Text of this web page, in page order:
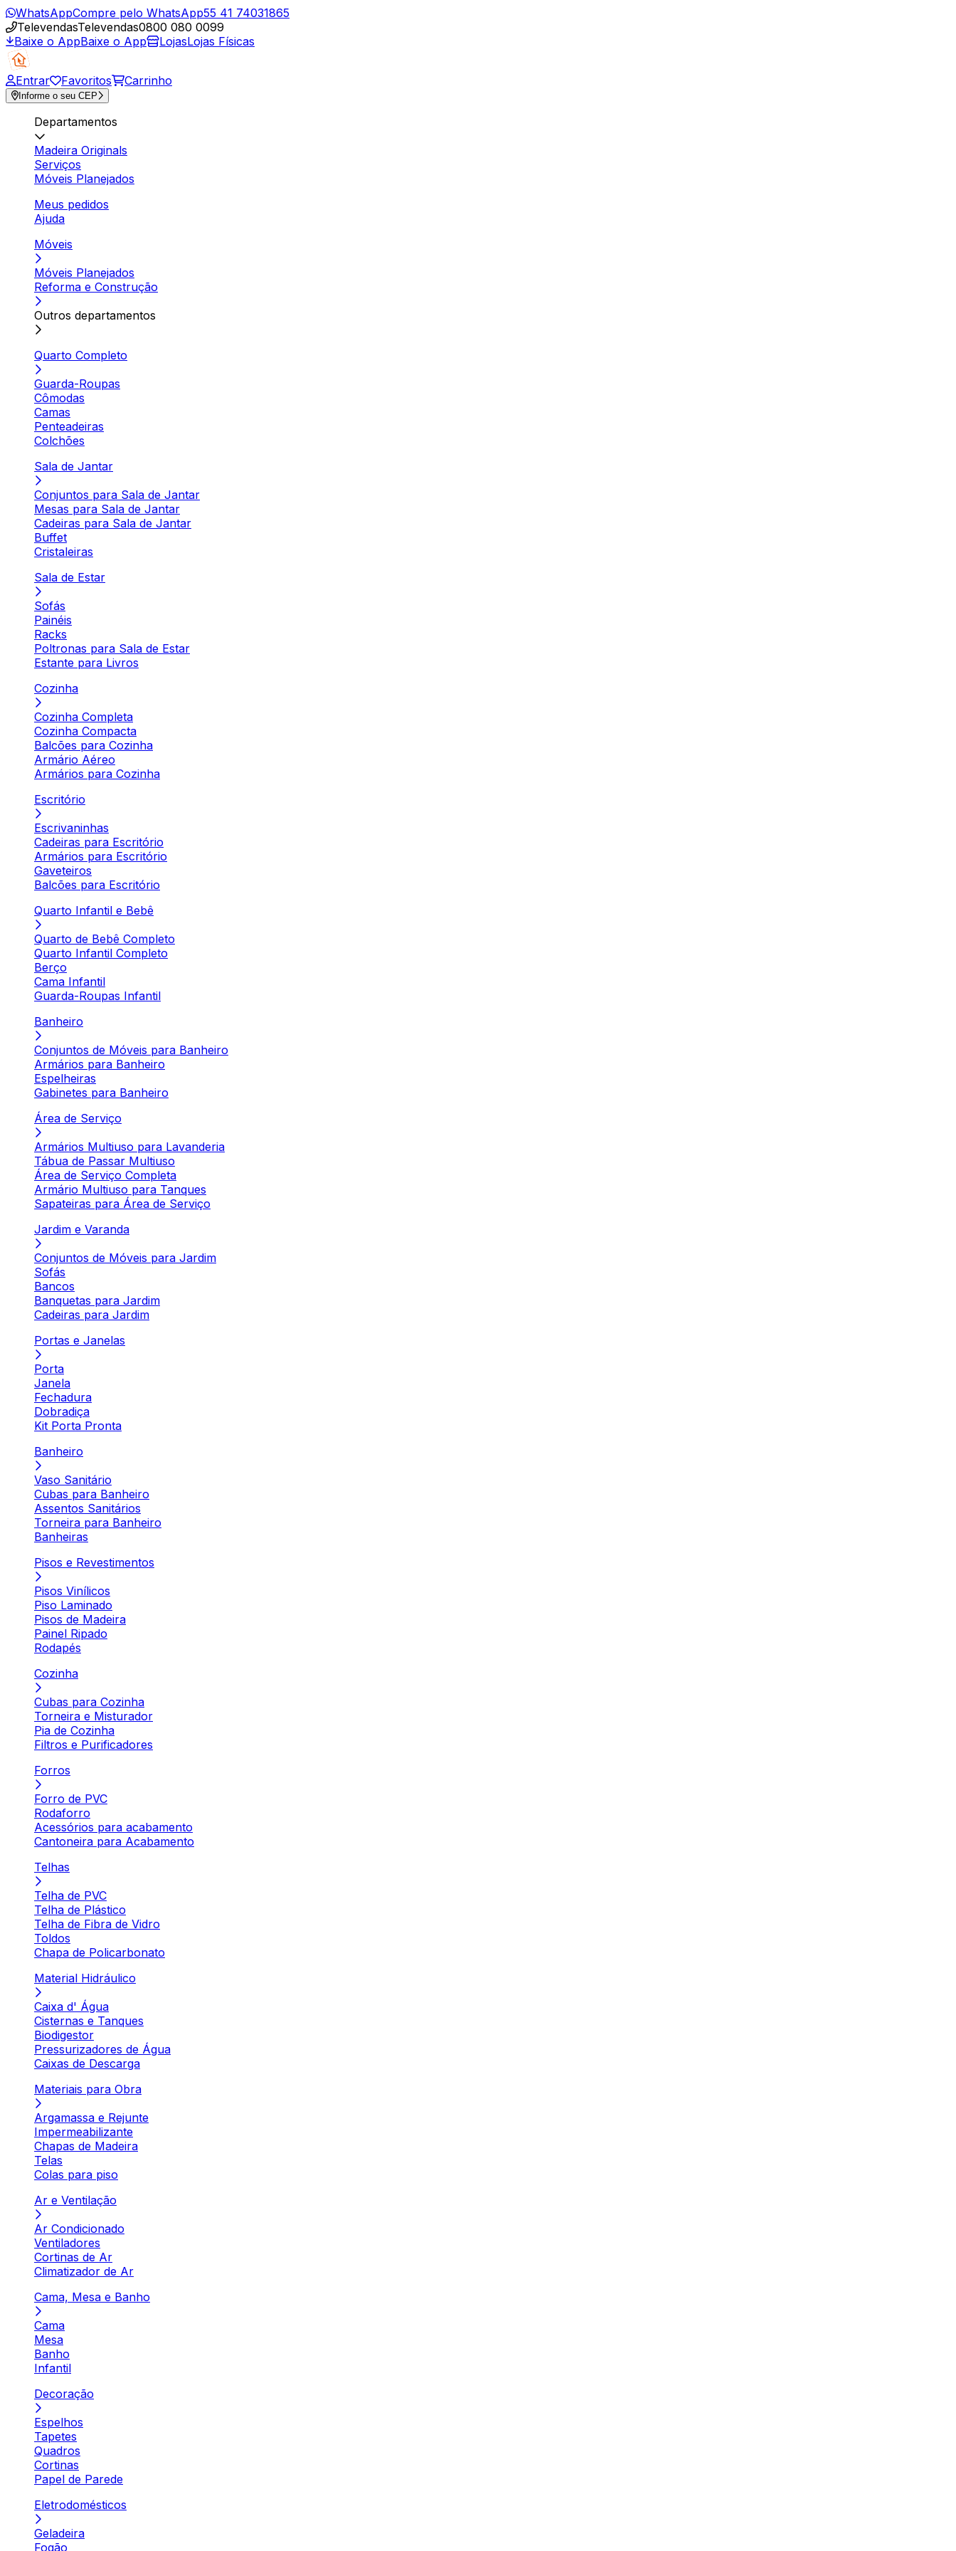
WhatsAppCompre pelo WhatsApp55 41 74031865
TelevendasTelevendas0800 080 0099
Baixe o AppBaixe o App LojasLojas Físicas
Entrar Favoritos Carrinho
Informe o seu CEP
Departamentos
Madeira Originals
Serviços
Móveis Planejados
Meus pedidos
Ajuda
Móveis
Móveis Planejados
Reforma e Construção
Outros departamentos
Quarto Completo
Guarda-Roupas
Cômodas
Camas
Penteadeiras
Colchões
Sala de Jantar
Conjuntos para Sala de Jantar
Mesas para Sala de Jantar
Cadeiras para Sala de Jantar
Buffet
Cristaleiras
Sala de Estar
Sofás
Painéis
Racks
Poltronas para Sala de Estar
Estante para Livros
Cozinha
Cozinha Completa
Cozinha Compacta
Balcões para Cozinha
Armário Aéreo
Armários para Cozinha
Escritório
Escrivaninhas
Cadeiras para Escritório
Armários para Escritório
Gaveteiros
Balcões para Escritório
Quarto Infantil e Bebê
Quarto de Bebê Completo
Quarto Infantil Completo
Berço
Cama Infantil
Guarda-Roupas Infantil
Banheiro
Conjuntos de Móveis para Banheiro
Armários para Banheiro
Espelheiras
Gabinetes para Banheiro
Área de Serviço
Armários Multiuso para Lavanderia
Tábua de Passar Multiuso
Área de Serviço Completa
Armário Multiuso para Tanques
Sapateiras para Área de Serviço
Jardim e Varanda
Conjuntos de Móveis para Jardim
Sofás
Bancos
Banquetas para Jardim
Cadeiras para Jardim
Portas e Janelas
Porta
Janela
Fechadura
Dobradiça
Kit Porta Pronta
Banheiro
Vaso Sanitário
Cubas para Banheiro
Assentos Sanitários
Torneira para Banheiro
Banheiras
Pisos e Revestimentos
Pisos Vinílicos
Piso Laminado
Pisos de Madeira
Painel Ripado
Rodapés
Cozinha
Cubas para Cozinha
Torneira e Misturador
Pia de Cozinha
Filtros e Purificadores
Forros
Forro de PVC
Rodaforro
Acessórios para acabamento
Cantoneira para Acabamento
Telhas
Telha de PVC
Telha de Plástico
Telha de Fibra de Vidro
Toldos
Chapa de Policarbonato
Material Hidráulico
Caixa d' Água
Cisternas e Tanques
Biodigestor
Pressurizadores de Água
Caixas de Descarga
Materiais para Obra
Argamassa e Rejunte
Impermeabilizante
Chapas de Madeira
Telas
Colas para piso
Ar e Ventilação
Ar Condicionado
Ventiladores
Cortinas de Ar
Climatizador de Ar
Cama, Mesa e Banho
Cama
Mesa
Banho
Infantil
Decoração
Espelhos
Tapetes
Quadros
Cortinas
Papel de Parede
Eletrodomésticos
Geladeira
Fogão